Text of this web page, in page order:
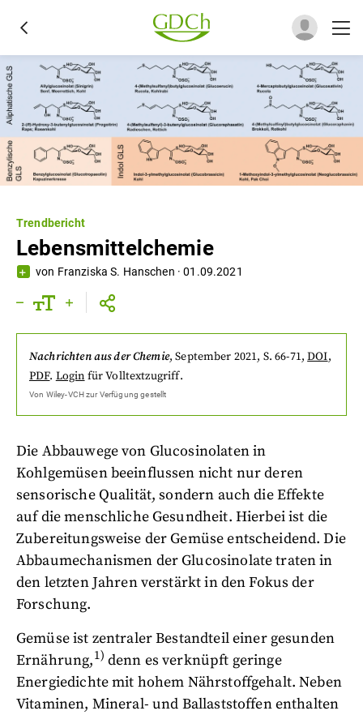
Trendbericht
Lebensmittelchemie
von Franziska S. Hanschen ·01.09.2021
Nachrichten aus der Chemie,September 2021, S. 66-71,DOI,
PDF. Login für Volltextzugriff.
Von Wiley-VCHzur Verfügung gestellt
Die Abbauwege von Glucosinolaten in
Kohlgemüsen beeinflussen nicht nur deren
sensorische Qualität, sondern auch die Effekte
auf die menschliche Gesundheit. Hierbei ist die
Zubereitungsweise der Gemüse entscheidend. Die
Abbaumechanismen der Glucosinolate traten in
den letzten Jahren verstärkt in den Fokus der
Forschung.
Gemüse ist zentraler Bestandteil einer gesunden
Ernährung,1) denn es verknüpft geringe
Energiedichte mit hohem Nährstoffgehalt. Neben
Vitaminen, Mineral- und Ballaststoffen enthalten